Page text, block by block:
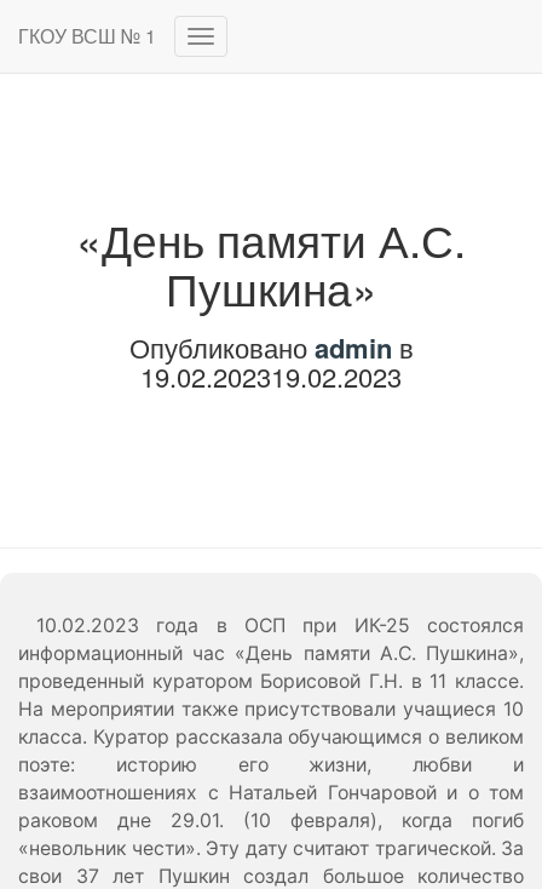
ГКОУ ВСШ № 1
Переключить
навигацию
«День памяти А.С.
Пушкина»
Опубликованоadmin в
19.02.202319.02.2023
10.02.2023 года в ОСП при ИК-25 состоялся
информационный час «День памяти А.С. Пушкина»,
проведенный куратором Борисовой Г.Н. в 11 классе.
На мероприятии также присутствовали учащиеся 10
класса. Куратор рассказала обучающимся о великом
поэте: историю его жизни, любви и
взаимоотношениях с Натальей Гончаровой и о том
раковом дне 29.01. (10 февраля), когда погиб
«невольник чести». Эту дату считают трагической. За
свои 37 лет Пушкин создал большое количество